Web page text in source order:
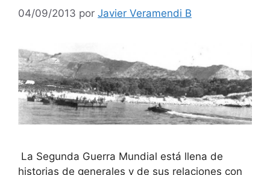
04/09/2013 por Javier Veramendi B
La Segunda Guerra Mundial está llena de
historias de generales y de sus relaciones con